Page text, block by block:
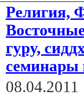
Религия,
гуру,
семинары
08.04.2011